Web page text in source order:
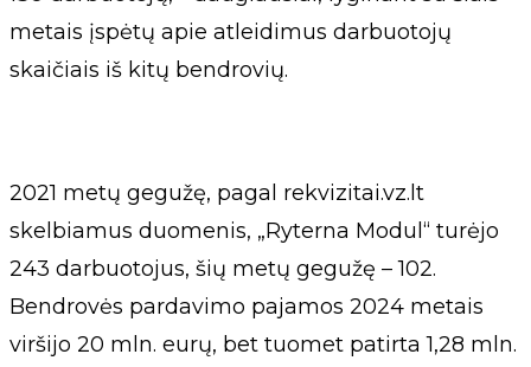
metais įspėtų apie atleidimus darbuotojų
skaičiais iš kitų bendrovių.
2021 metų gegužę, pagal rekvizitai.vz.lt
skelbiamus duomenis, „Ryterna Modul“ turėjo
243 darbuotojus, šių metų gegužę – 102.
Bendrovės pardavimo pajamos 2024 metais
viršijo 20 mln. eurų, bet tuomet patirta 1,28 mln.